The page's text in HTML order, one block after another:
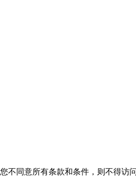
同意所有条款和条件，则不得访